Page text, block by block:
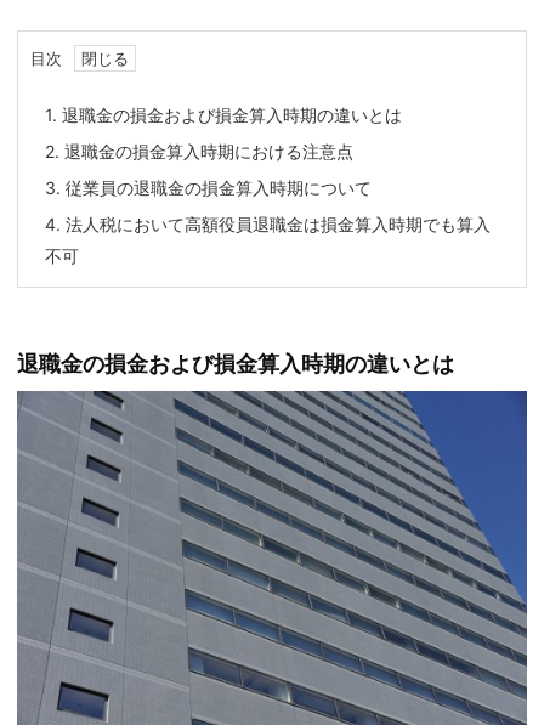
目次
1. 退職金の損金および損金算入時期の違いとは
2. 退職金の損金算入時期における注意点
3. 従業員の退職金の損金算入時期について
4. 法人税において高額役員退職金は損金算入時期でも算入
不可
退職金の損金および損金算入時期の違いとは